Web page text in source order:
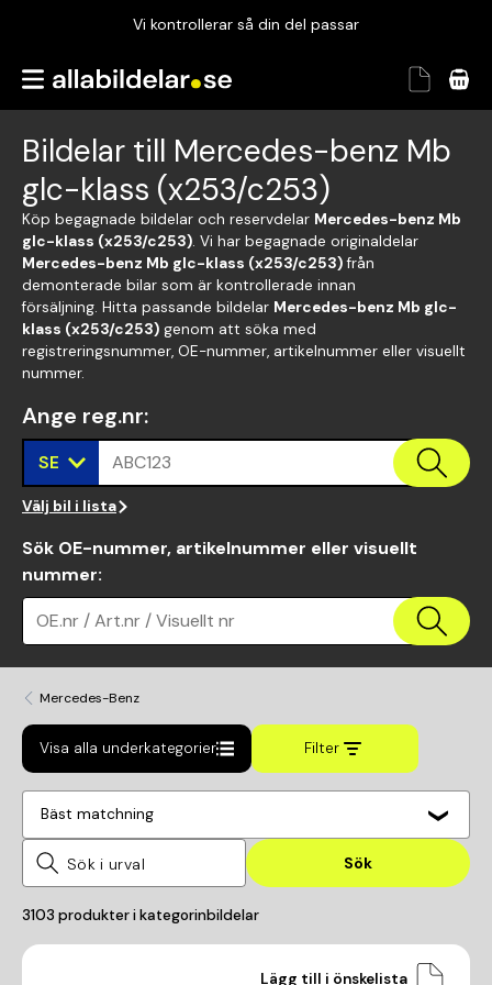
Vi kontrollerar så din del passar
Garanterad passform
Vi kontrollerar så din del passar
Bildelar till Mercedes-benz Mb
glc-klass (x253/c253)
Köp begagnade bildelar och reservdelar Mercedes-benz Mb
glc-klass (x253/c253). Vi har begagnade originaldelar
Mercedes-benz Mb glc-klass (x253/c253)från
demonterade bilar som är kontrollerade innan
försäljning. Hitta passande bildelar Mercedes-benz Mb glc-
klass (x253/c253) genom att söka med
registreringsnummer, OE-nummer, artikelnummer eller visuellt
nummer.
Ange reg.nr:
SE ABC123
Välj bil i lista
Sök OE-nummer, artikelnummer eller visuellt
nummer:
OE.nr / Art.nr / Visuellt nr
Mercedes-Benz
Visa alla underkategorier Filter
Bäst matchning
Sök
3103 produkter i kategorinbildelar
Lägg till i önskelista